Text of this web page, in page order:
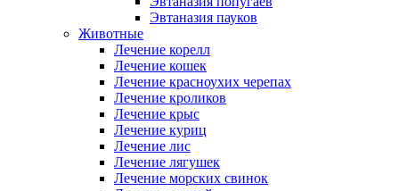
Эвтаназия пауков
Животные
Лечение корелл
Лечение кошек
Лечение красноухих черепах
Лечение кроликов
Лечение крыс
Лечение куриц
Лечение лис
Лечение лягушек
Лечение морских свинок